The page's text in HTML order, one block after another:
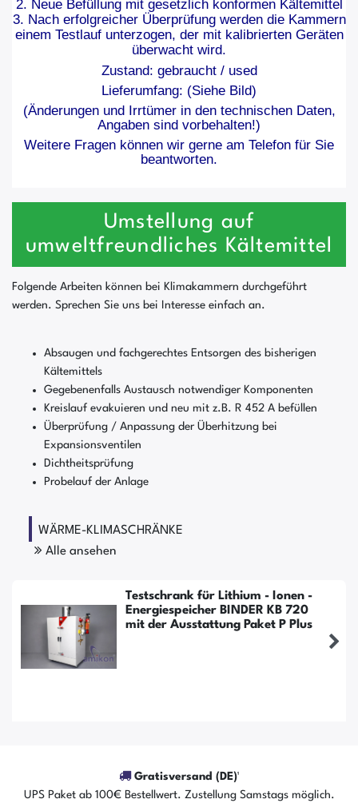
2. Neue Befüllung mit gesetzlich konformen Kältemittel
3. Nach erfolgreicher Überprüfung werden die Kammern
einem Testlauf unterzogen, der mit kalibrierten Geräten
überwacht wird.
Zustand: gebraucht / used
Lieferumfang: (Siehe Bild)
(Änderungen und Irrtümer in den technischen Daten,
Angaben sind vorbehalten!)
Weitere Fragen können wir gerne am Telefon für Sie
beantworten.
Umstellung auf
umweltfreundliches Kältemittel
Folgende Arbeiten können bei Klimakammern durchgeführt
werden. Sprechen Sie uns bei Interesse einfach an.
Absaugen und fachgerechtes Entsorgen des bisherigen
Kältemittels
Gegebenenfalls Austausch notwendiger Komponenten
Kreislauf evakuieren und neu mit z.B. R 452 A befüllen
Überprüfung / Anpassung der Überhitzung bei
Expansionsventilen
Dichtheitsprüfung
Probelauf der Anlage
WÄRME-KLIMASCHRÄNKE
Alle ansehen
Testschrank für Lithium - Ionen -
Energiespeicher BINDER KB 720
mit der Ausstattung Paket P Plus
Gratisversand (DE)¹
UPS Paket ab 100€ Bestellwert. Zustellung Samstags möglich.